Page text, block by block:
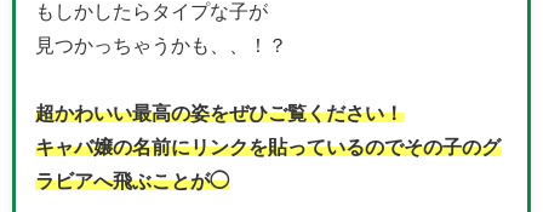
もしかしたらタイプな子が
見つかっちゃうかも、、！？
超かわいい最高の姿をぜひご覧ください！
キャバ嬢の名前にリンクを貼っているのでその子のグ
ラビアへ飛ぶことが◯